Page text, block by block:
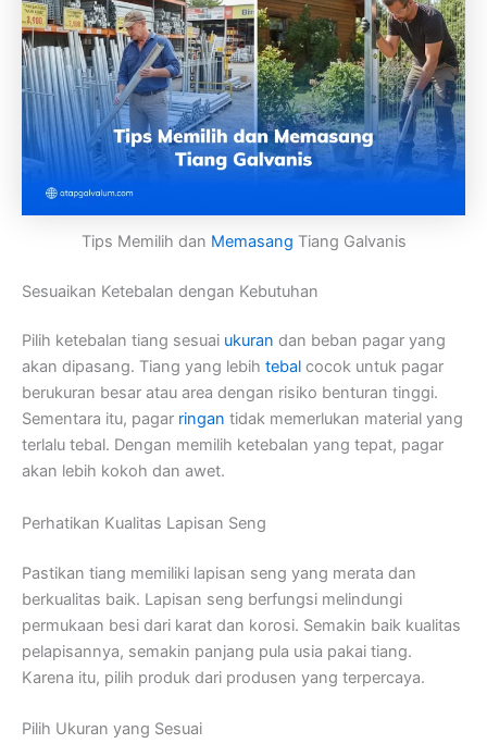
Tips Memilih dan Memasang Tiang Galvanis
Sesuaikan Ketebalan dengan Kebutuhan
Pilih ketebalan tiang sesuai ukuran dan beban pagar yang
akan dipasang. Tiang yang lebih tebal cocok untuk pagar
berukuran besar atau area dengan risiko benturan tinggi.
Sementara itu, pagar ringan tidak memerlukan material yang
terlalu tebal. Dengan memilih ketebalan yang tepat, pagar
akan lebih kokoh dan awet.
Perhatikan Kualitas Lapisan Seng
Pastikan tiang memiliki lapisan seng yang merata dan
berkualitas baik. Lapisan seng berfungsi melindungi
permukaan besi dari karat dan korosi. Semakin baik kualitas
pelapisannya, semakin panjang pula usia pakai tiang.
Karena itu, pilih produk dari produsen yang terpercaya.
Pilih Ukuran yang Sesuai